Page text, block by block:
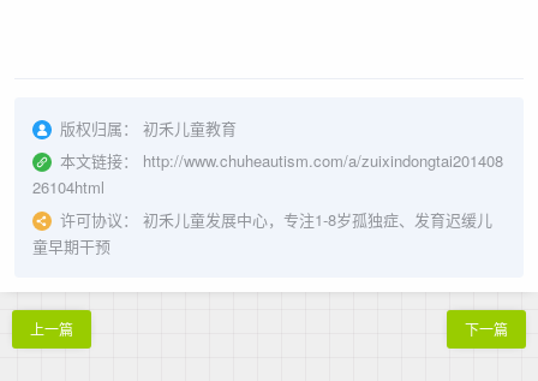
版权归属：
初禾儿童教育
本文链接：
http://www.chuheautism.com/a/zuixindongtai201408
26104html
许可协议：
初禾儿童发展中心，专注1-8岁孤独症、发育迟缓儿
童早期干预
上一篇 下一篇